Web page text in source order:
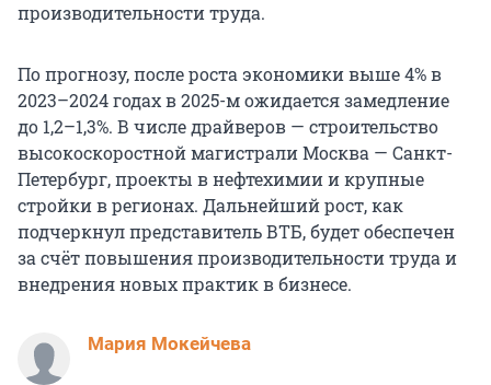
производительности труда.
По прогнозу, после роста экономики выше 4% в
2023–2024 годах в 2025-м ожидается замедление
до 1,2–1,3%. В числе драйверов — строительство
высокоскоростной магистрали Москва — Санкт-
Петербург, проекты в нефтехимии и крупные
стройки в регионах. Дальнейший рост, как
подчеркнул представитель ВТБ, будет обеспечен
за счёт повышения производительности труда и
внедрения новых практик в бизнесе.
Мария Мокейчева